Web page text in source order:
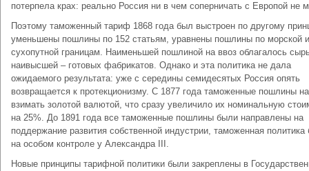
потерпела крах: реально Россия ни в чем соперничать с Европой не
Поэтому таможенный тариф 1868 года был выстроен по другому
уменьшены пошлины по 152 статьям, уравнены пошлины по морской и
сухопутной границам. Наименьшей пошлиной на ввоз облагалось
наивысшей – готовых фабрикатов. Однако и эта политика не дала
ожидаемого результата: уже с середины семидесятых Россия опять
возвращается к протекционизму. С 1877 года таможенные пошлины
взимать золотой валютой, что сразу увеличило их номинальную
на 25%. До 1891 года все таможенные пошлины были направлены на
поддержание развития собственной индустрии, таможенная политика
на особом контроле у Александра III.
Новые принципы тарифной политики были закреплены в